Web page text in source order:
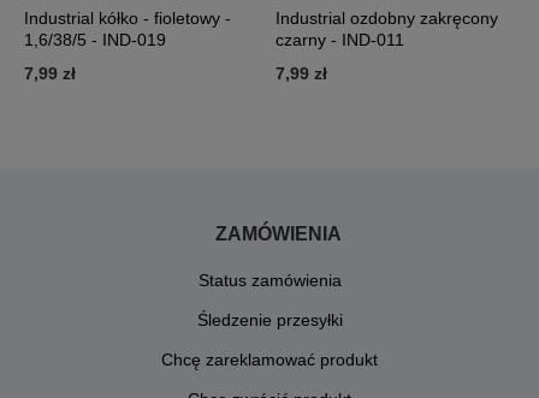
Industrial kółko - fioletowy -
1,6/38/5 - IND-019
7,99 zł
Industrial ozdobny zakręcony
czarny - IND-011
7,99 zł
ZAMÓWIENIA
Status zamówienia
Śledzenie przesyłki
Chcę zareklamować produkt